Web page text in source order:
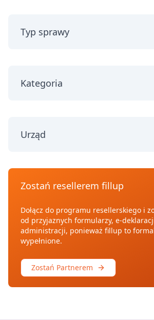
Typ sprawy
Kategoria
Urząd
Zostań resellerem fillup
Dołącz do programu resellerskiego i
od przyjaznych formularzy, e-
administracji, ponieważ fillup to
wypełnione.
Zostań Partnerem